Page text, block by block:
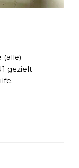
(alle)
gezielt